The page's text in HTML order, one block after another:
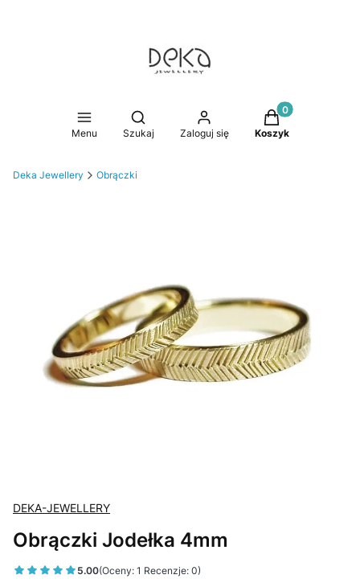
Menu
Otwórz wyszukiwarkę
Szukaj Zaloguj się
Produkty w
Koszyk
Deka Jewellery Obrączki
DEKA-JEWELLERY
Obrączki Jodełka 4mm
5.00(Oceny: 1 Recenzje: 0)